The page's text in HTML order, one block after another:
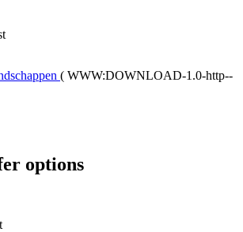
( WWW:DOWNLOAD-1.0-http--
options